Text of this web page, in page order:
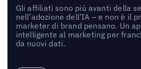
Gli affiliati sono più avanti della
nell’adozione dell’IA – e non è il
marketer di brand pensano. Un
intelligente al marketing per
da nuovi dati.